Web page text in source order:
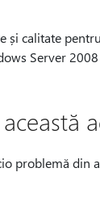
și calitate
Server
problemă din